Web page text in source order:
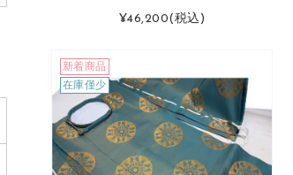
¥46,200(税込)
新着商品
在庫僅少